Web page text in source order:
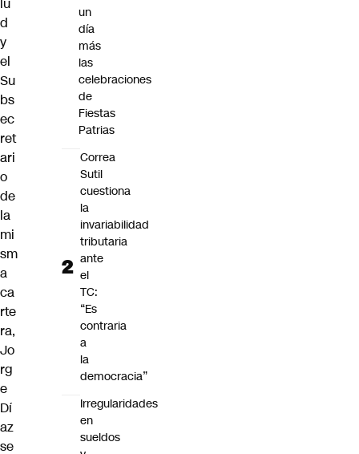
d
y
el
Su
bs
ec
ret
ari
o
de
la
mi
sm
a
ca
rte
ra,
Jo
rg
e
Dí
az
se
un
día
más
las
celebraciones
de
Fiestas
Patrias
Correa
Sutil
cuestiona
la
invariabilidad
tributaria
ante
el
TC:
“Es
contraria
a
la
democracia”
Irregularidades
en
sueldos